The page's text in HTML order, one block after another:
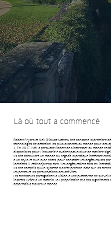
Là où tout a commencé
Robert Fryers et Neil D'Souza-Mathew ont consacré la première
technologies de détection les plus avancées au monde pour des
1. En 2017, Neil a persuadé Robert de s'intéresser au monde
disponibles pour l'industrie n'avaient pas évolué de manière
Ils ont découvert un monde où régnait la pratique inefficace
d'un stylo et d'un bloc-notes, pour constater les dégâts causés
identifiés, il était déjà trop tard : les dégâts étaient faits et
Ils ont compris qu'un système d'alerte précoce, basé sur les
les pertes et les perturbations des activités.
Les fondateurs partageaient la vision d'une plateforme de
insectes. Grâce à un matériel IoT propriétaire et à des
désormais à travers le monde.